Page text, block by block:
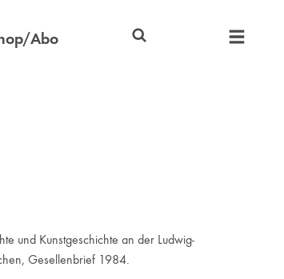
Abo
und Kunstgeschichte an der Ludwig-
Gesellenbrief 1984.